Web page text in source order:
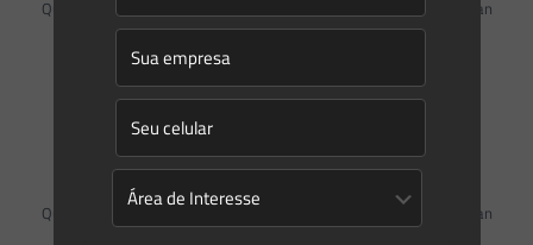
Quisque turpis nisl, porta vitae ex ac, iaculis dignissim ante. Aenean
et metus et justo tristique ultricies rhoncus ut mi. Nunc ultricies
sagittis dolor metus.
10
Nullam lobortis
Quisque turpis nisl, porta vitae ex ac, iaculis dignissim ante. Aenean